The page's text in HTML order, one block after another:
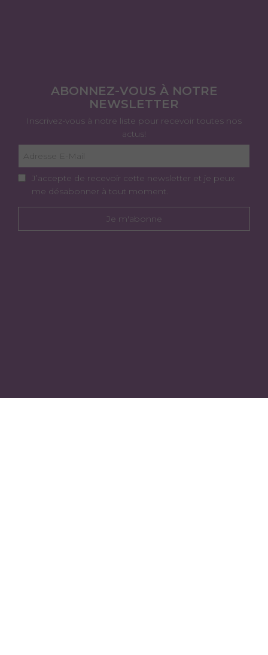
ABONNEZ-VOUS À NOTRE
NEWSLETTER
Inscrivez-vous à notre liste pour recevoir toutes nos
actus!
J’accepte de recevoir cette newsletter et je peux
me désabonner à tout moment.
Je m'abonne